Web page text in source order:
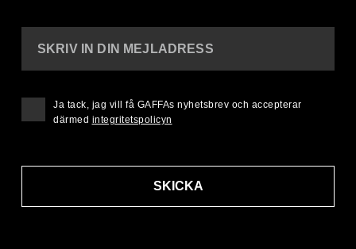
SKRIV IN DIN MEJLADRESS
SKICKA
Ja tack, jag vill få GAFFAs nyhetsbrev och accepterar
därmed integritetspolicyn